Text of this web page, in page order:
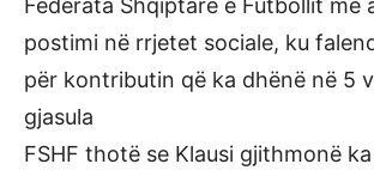
Federata Shqiptare e Futbollit me
postimi në rrjetet sociale, ku
për kontributin që ka dhënë në 5
gjasula
FSHF thotë se Klausi gjithmonë